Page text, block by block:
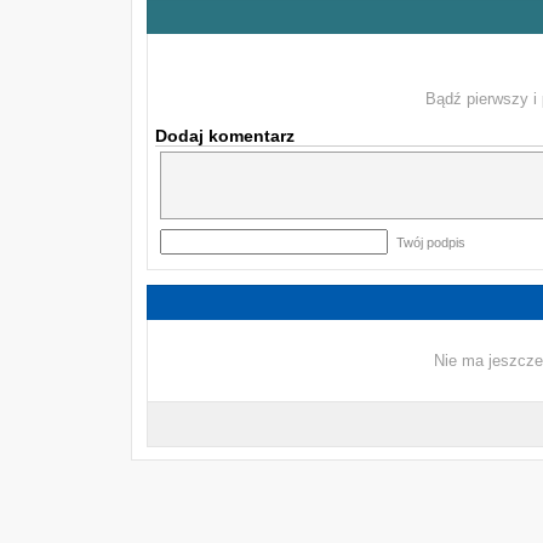
Bądź pierwszy i
Dodaj komentarz
Twój podpis
Nie ma